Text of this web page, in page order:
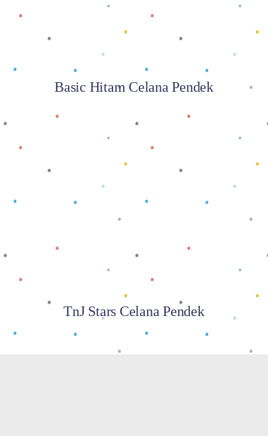
Basic Hitam Celana Pendek
Baca selengkapnya
TnJ Stars Celana Pendek